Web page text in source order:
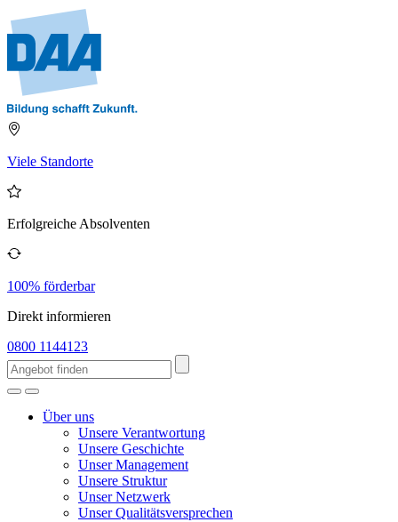
Viele Standorte
Erfolgreiche Absolventen
100% förderbar
Direkt informieren
0800 1144123
Über uns
Unsere Verantwortung
Unsere Geschichte
Unser Management
Unsere Struktur
Unser Netzwerk
Unser Qualitätsversprechen